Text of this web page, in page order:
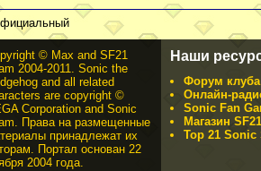
© Max and SF21
2004-2011. Sonic the
and all related
are copyright ©
Corporation and Sonic
Права на размещенные
принадлежат их
Портал основан 22
2004 года.
Наши
Форум
Онлайн-
Sonic Fan
Магазин
Top 21 Sonic